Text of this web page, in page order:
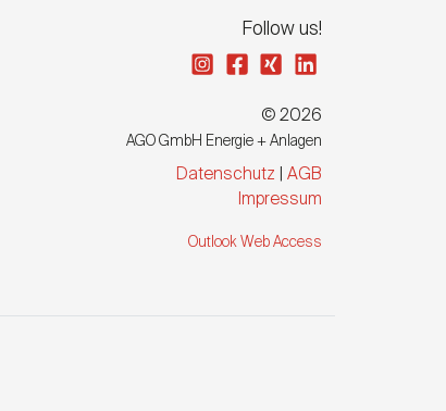
Follow us!
© 2026
AGO GmbH Energie + Anlagen
Datenschutz
AGB
Impressum
Outlook Web Access